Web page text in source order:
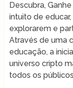
Descubra,
intuito de
explorarem e
Através de uma
educação, a
universo cripto
todos os